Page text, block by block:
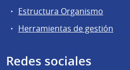
Estructura Organismo
Herramientas de gestión
Redes sociales